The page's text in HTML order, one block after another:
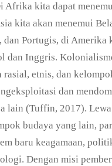
Afrika kita dapat
kita akan menemui
dan Portugis, di Amerika
dan Inggris.
rasial, etnis, dan
dan
lain (Tuffin, 2017).
budaya yang lain,
baru keagamaan,
Dengan misi